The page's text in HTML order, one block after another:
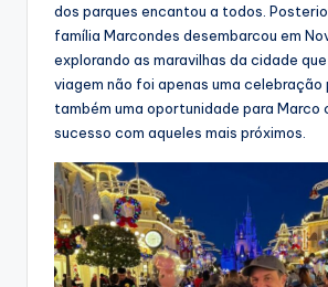
dos parques encantou a todos.
família Marcondes desembarcou em
explorando as maravilhas da cidade
viagem não foi apenas uma celebração
também uma oportunidade para Marco
sucesso com aqueles mais próximos.